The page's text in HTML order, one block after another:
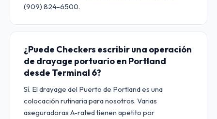
(909) 824-6500.
¿Puede Checkers escribir una operación
de drayage portuario en Portland
desde Terminal 6?
Sí. El drayage del Puerto de Portland es una
colocación rutinaria para nosotros. Varias
aseguradoras A-rated tienen apetito por